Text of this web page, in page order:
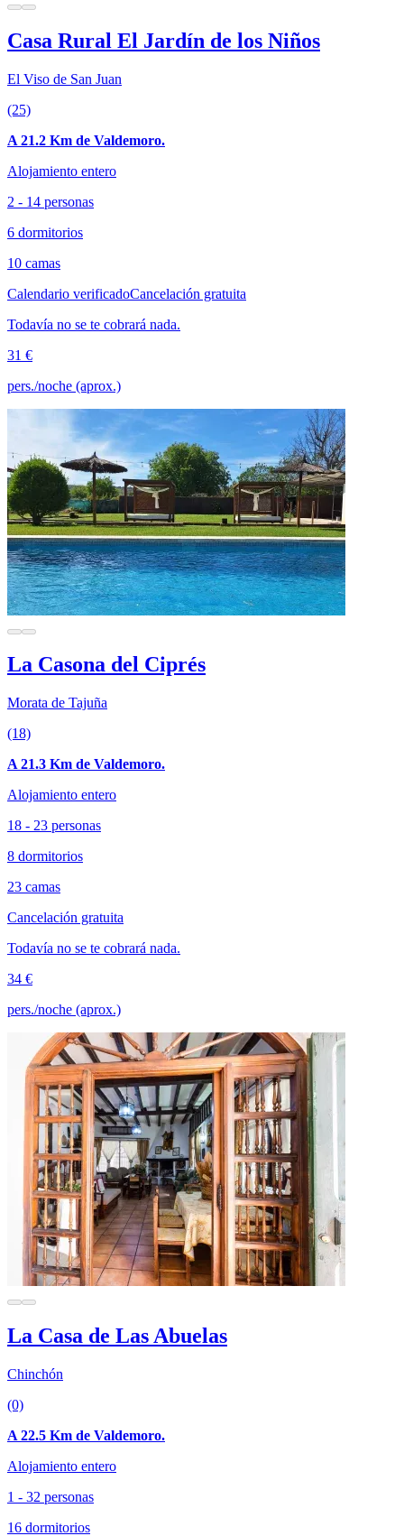
Casa Rural El Jardín de los Niños
El Viso de San Juan
(25)
A 21.2 Km de Valdemoro.
Alojamiento entero
2 - 14 personas
6 dormitorios
10 camas
Calendario verificadoCancelación gratuita
Todavía no se te cobrará nada.
31 €
pers./noche (aprox.)
La Casona del Ciprés
Morata de Tajuña
(18)
A 21.3 Km de Valdemoro.
Alojamiento entero
18 - 23 personas
8 dormitorios
23 camas
Cancelación gratuita
Todavía no se te cobrará nada.
34 €
pers./noche (aprox.)
La Casa de Las Abuelas
Chinchón
(0)
A 22.5 Km de Valdemoro.
Alojamiento entero
1 - 32 personas
16 dormitorios